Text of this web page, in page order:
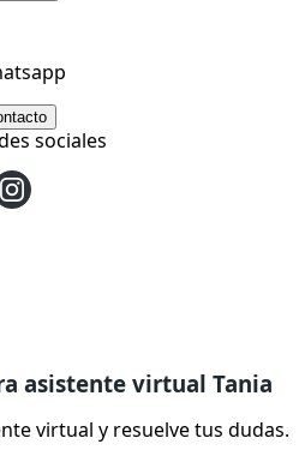
sociales
asistente virtual Tania
virtual y resuelve tus dudas.